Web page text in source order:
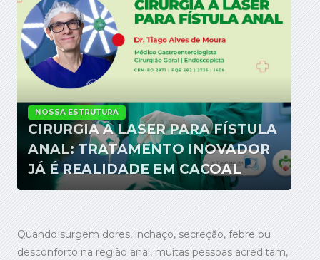
NOSSA ESTRUTURA
CIRURGIA A LASER PARA FÍSTULA
ANAL: TRATAMENTO INOVADOR
JÁ É REALIDADE EM CACOAL
Quando surgem dores, inchaço, secreção, febre ou
desconforto na região anal, muitas pessoas acreditam,